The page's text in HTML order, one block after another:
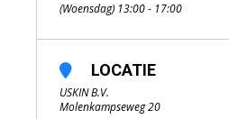
(Woensdag) 13:00 - 17:00
LOCATIE
USKIN B.V.
Molenkampseweg 20